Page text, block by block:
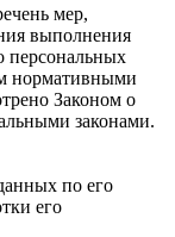
мер,
выполнения
персональных
нормативными
Законом о
законами.
по его
его